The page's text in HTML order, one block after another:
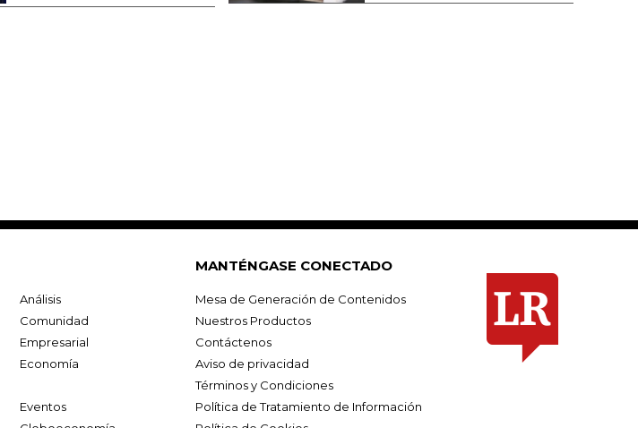
Análisis
Comunidad
Empresarial
Economía
Eventos
MANTÉNGASE CONECTADO
Mesa de Generación de Contenidos
Nuestros Productos
Contáctenos
Aviso de privacidad
Términos y Condiciones
Política de Tratamiento de Información